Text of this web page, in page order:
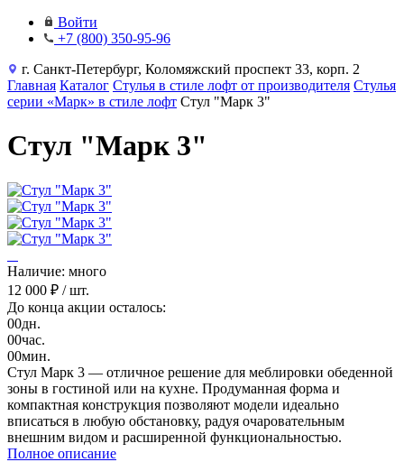
Войти
+7 (800) 350-95-96
г. Санкт-Петербург, Коломяжский проспект 33, корп. 2
Главная Каталог Стулья в стиле лофт от производителя Стулья
серии «Марк» в стиле лофт Стул "Марк 3"
Стул "Марк 3"
Наличие: много
12 000 ₽ / шт.
До конца акции осталось:
00дн.
00час.
00мин.
Стул Марк 3 — отличное решение для меблировки обеденной
зоны в гостиной или на кухне. Продуманная форма и
компактная конструкция позволяют модели идеально
вписаться в любую обстановку, радуя очаровательным
внешним видом и расширенной функциональностью.
Полное описание